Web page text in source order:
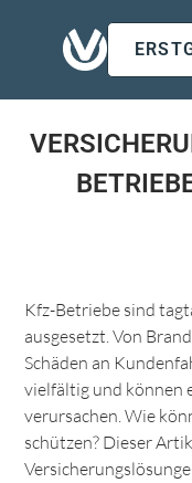
Kfz-Betriebe sind
ausgesetzt. Von
Schäden an
vielfältig und können
verursachen. Wie
schützen? Dieser